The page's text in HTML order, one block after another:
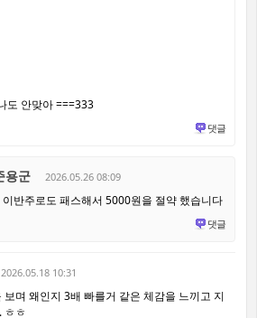
도 안맞아 ===333
댓글
용군 2026.05.26 08:09
이반주로도 패스해서 5000원을 절약 했습니다
댓글
2026.05.18 10:31
보며 왜인지 3배 빠를거 같은 체감을 느끼고 지
ㅎㅎ